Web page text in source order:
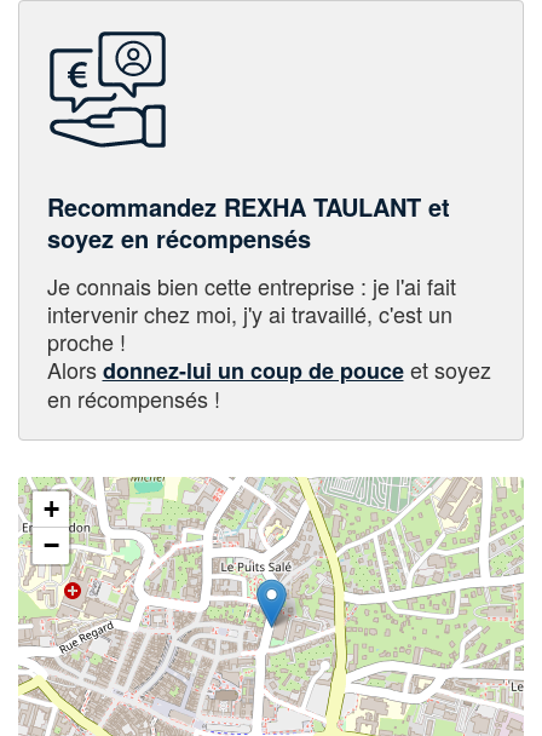
Recommandez REXHA TAULANT et
soyez en récompensés
Je connais bien cette entreprise : je l'ai fait
intervenir chez moi, j'y ai travaillé, c'est un
proche !
Alorsdonnez-lui un coup de pouceet soyez
en récompensés !
+
−